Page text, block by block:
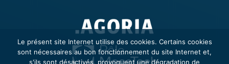
Le présent site Internet utilise des cookies. Certains cookies
sont nécessaires au bon fonctionnement du site Internet et,
s'ils sont désactivés, provoquent une dégradation de